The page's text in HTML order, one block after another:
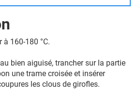
160-180 °C.
bien aiguisé, trancher sur la partie
une trame croisée et insérer
les clous de girofles.